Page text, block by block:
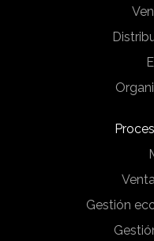
Gestión